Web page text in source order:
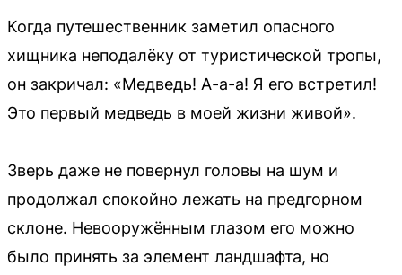
Когда путешественник заметил опасного
хищника неподалёку от туристической тропы,
он закричал: «Медведь! А-а-а! Я его встретил!
Это первый медведь в моей жизни живой».
Зверь даже не повернул головы на шум и
продолжал спокойно лежать на предгорном
склоне. Невооружённым глазом его можно
было принять за элемент ландшафта, но